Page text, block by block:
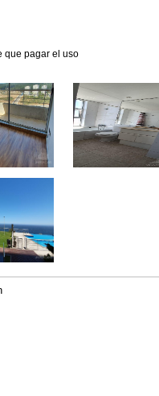
que pagar el uso